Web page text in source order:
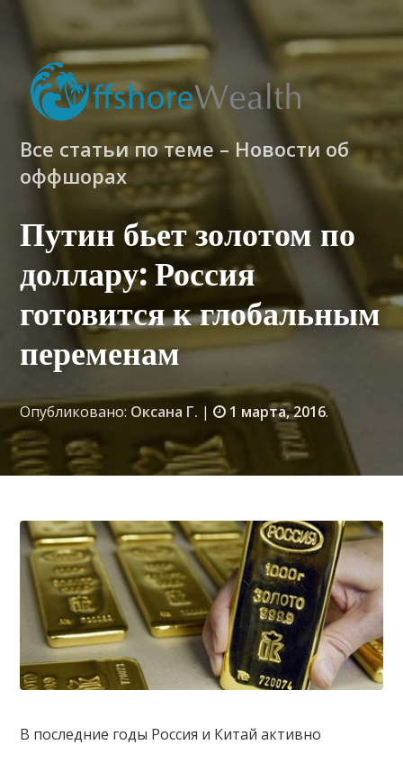
Все статьи по теме – Новости об
оффшорах
Путин бьет золотом по
доллару: Россия
готовится к глобальным
переменам
Опубликовано: Оксана Г. | 1 марта, 2016.
В последние годы Россия и Китай активно